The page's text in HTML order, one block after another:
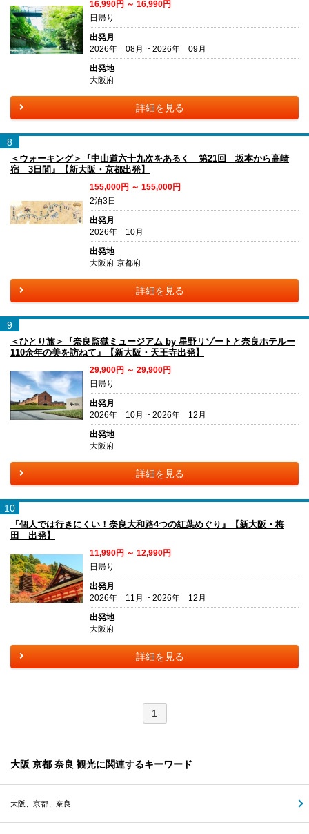
16,990円 ～ 16,990円
日帰り
出発月
2026年 08月 ~ 2026年 09月
出発地
大阪府
詳細を見る
8
＜ウォーキング＞『中山道六十九次をあるく 第21回 坂本から高崎
宿 3日間』【新大阪・京都出発】
155,000円 ～ 155,000円
2泊3日
出発月
2026年 10月
出発地
大阪府 京都府
詳細を見る
9
＜ひとり旅＞『奈良監獄ミュージアム by 星野リゾートと奈良ホテルー
110余年の美を訪ねて』【新大阪・天王寺出発】
29,900円 ～ 29,900円
日帰り
出発月
2026年 10月 ~ 2026年 12月
出発地
大阪府
詳細を見る
10
『個人では行きにくい！奈良大和路4つの紅葉めぐり』【新大阪・梅
田 出発】
11,990円 ～ 12,990円
日帰り
出発月
2026年 11月 ~ 2026年 12月
出発地
大阪府
詳細を見る
1
大阪 京都 奈良 観光に関連するキーワード
大阪、京都、奈良